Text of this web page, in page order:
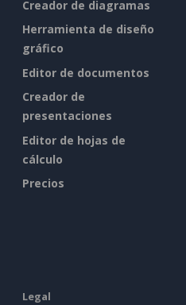
Creador de diagramas
Herramienta de diseño
gráfico
Editor de documentos
Creador de
presentaciones
Editor de hojas de
cálculo
Precios
Legal